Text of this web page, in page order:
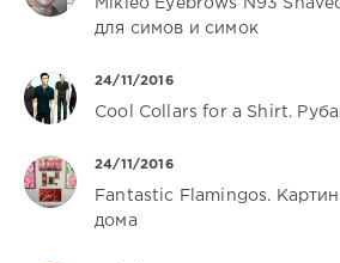
Mikleo Eyebrows N93
для симов и симок
24/11/2016
Cool Collars for a Shirt.
24/11/2016
Fantastic Flamingos.
дома